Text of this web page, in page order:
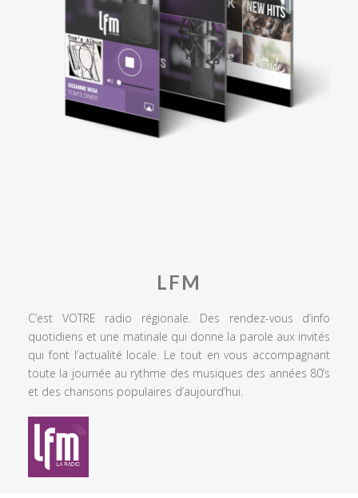
LFM
C’est VOTRE radio régionale. Des rendez-vous d’info
quotidiens et une matinale qui donne la parole aux invités
qui font l’actualité locale. Le tout en vous accompagnant
toute la journée au rythme des musiques des années 80’s
et des chansons populaires d’aujourd’hui.